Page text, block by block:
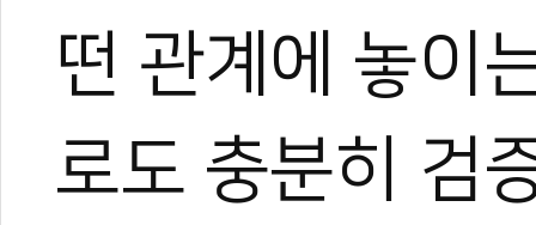
떤 관계에 놓이
로도 충분히 검
0 0